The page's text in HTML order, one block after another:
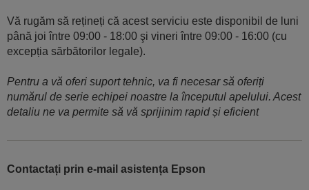
Vă rugăm să rețineți că acest serviciu este disponibil de luni
până joi între 09:00 - 18:00 şi vineri între 09:00 - 16:00 (cu
excepția sărbătorilor legale).
Pentru a vă oferi suport tehnic, va fi necesar să oferiți
numărul de serie echipei noastre la începutul apelului. Acest
detaliu ne va permite să vă sprijinim rapid și eficient
Contactați prin e-mail asistența Epson